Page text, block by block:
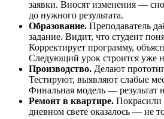
заявки. Вносят изменения —
до нужного результата.
Образование. Преподаватель
задание. Видит, что студент
Корректирует программу,
Следующий урок строится уже
Производство. Делают
Тестируют, выявляют слабые
Финальная модель — результат
Ремонт в квартире. Покрасили
дневном свете оказалось — не